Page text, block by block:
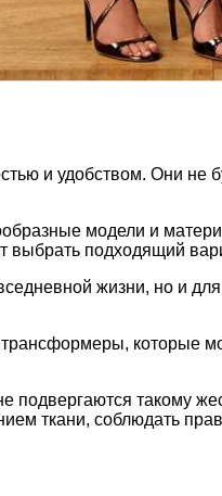
и удобством. Они
модели и
выбрать подходящий
жизни, но и
которые
подвергаются такому
ткани, соблюдать